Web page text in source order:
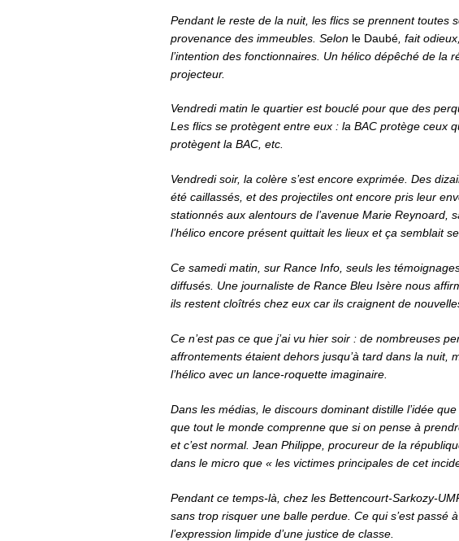
Pendant le reste de la nuit, les flics se prennent toutes
provenance des immeubles. Selon le Daubé , fait
l’intention des fonctionnaires. Un hélico dépêché de la
projecteur.
Vendredi matin le quartier est bouclé pour que des
Les flics se protègent entre eux : la BAC protège ceux
protègent la BAC, etc.
Vendredi soir, la colère s’est encore exprimée. Des
été caillassés, et des projectiles ont encore pris leur
stationnés aux alentours de l’avenue Marie Reynoard,
l’hélico encore présent quittait les lieux et ça semblait
Ce samedi matin, sur Rance Info, seuls les
diffusés. Une journaliste de Rance Bleu Isère nous
ils restent cloîtrés chez eux car ils craignent de
Ce n’est pas ce que j’ai vu hier soir : de nombreuses
affrontements étaient dehors jusqu’à tard dans la nuit,
l’hélico avec un lance-roquette imaginaire.
Dans les médias, le discours dominant distille l’idée
que tout le monde comprenne que si on pense à
et c’est normal. Jean Philippe, procureur de la
dans le micro que « les victimes principales de cet
Pendant ce temps-là, chez les Bettencourt-Sarkozy-
sans trop risquer une balle perdue. Ce qui s’est passé
l’expression limpide d’une justice de classe.